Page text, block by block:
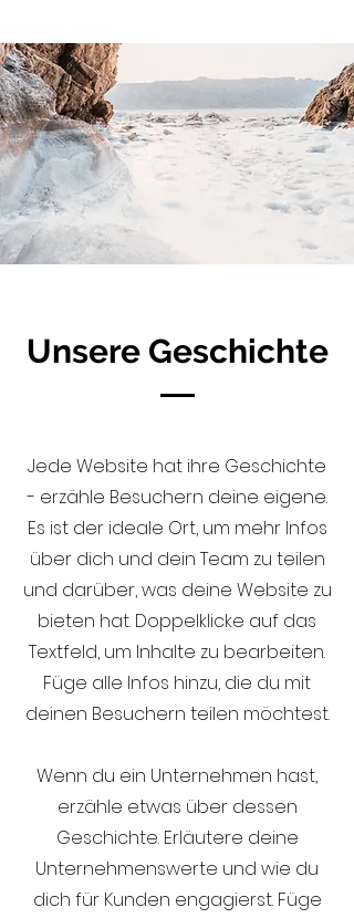
Unsere Geschichte
Jede Website hat ihre Geschichte
- erzähle Besuchern deine eigene.
Es ist der ideale Ort, um mehr Infos
über dich und dein Team zu teilen
und darüber, was deine Website zu
bieten hat. Doppelklicke auf das
Textfeld, um Inhalte zu bearbeiten.
Füge alle Infos hinzu, die du mit
deinen Besuchern teilen möchtest.
Wenn du ein Unternehmen hast,
erzähle etwas über dessen
Geschichte. Erläutere deine
Unternehmenswerte und wie du
dich für Kunden engagierst. Füge